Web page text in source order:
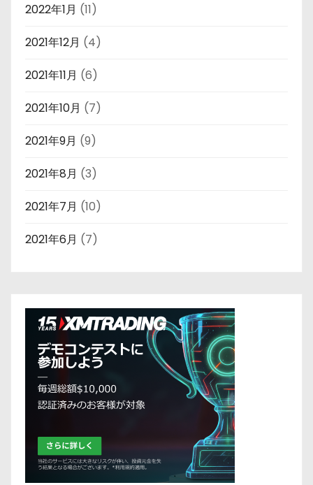
2022年1月 (11)
2021年12月 (4)
2021年11月 (6)
2021年10月 (7)
2021年9月 (9)
2021年8月 (3)
2021年7月 (10)
2021年6月 (7)